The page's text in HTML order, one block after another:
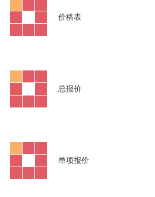
价格表
总报价
单项报价